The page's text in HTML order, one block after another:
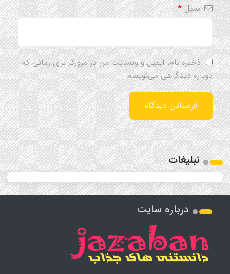
ایمیل*
ذخیره نام، ایمیل و وبسایت من در مرورگر برای زمانی که
دوباره دیدگاهی می‌نویسم.
تبلیغات
درباره سایت